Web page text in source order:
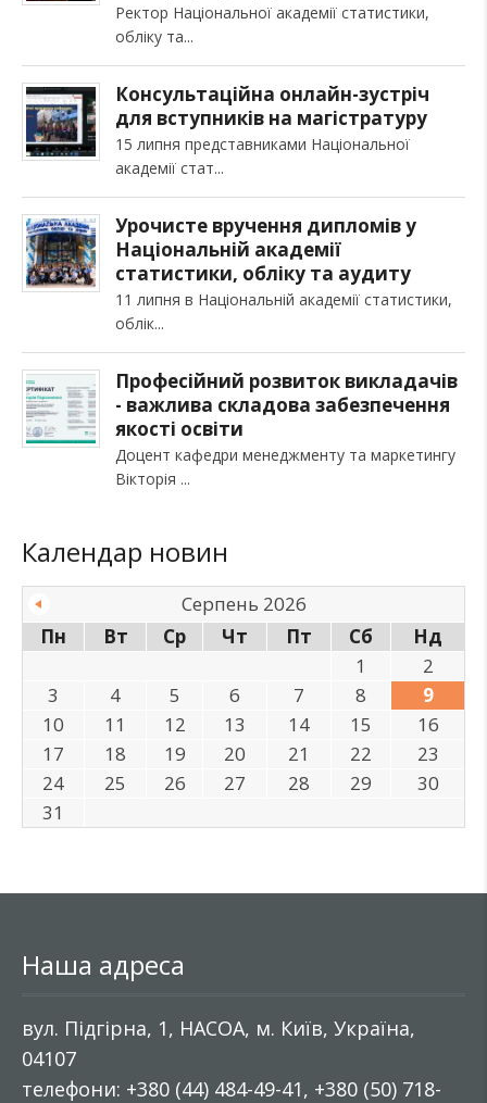
Ректор Національної академії статистики,
обліку та
Консультаційна онлайн-зустріч
для вступників на магістратуру
15 липня представниками Національної
академії стат
Урочисте вручення дипломів у
Національній академії
статистики, обліку та аудиту
11 липня в Національній академії статистики,
облік
Професійний розвиток викладачів
- важлива складова забезпечення
якості освіти
Доцент кафедри менеджменту та маркетингу
Вікторія
Календар новин
Серпень 2026
Пн
Вт Ср Чт Пт Сб
Нд
1
2
3
4 5 6 7 8
9
10
11 12 13 14 15
16
17
18 19 20 21 22
23
24
25 26 27 28 29
30
31
Наша адреса
вул. Підгірна, 1, НАСОА, м. Київ, Україна,
04107
телефони: +380 (44) 484-49-41, +380 (50) 718-